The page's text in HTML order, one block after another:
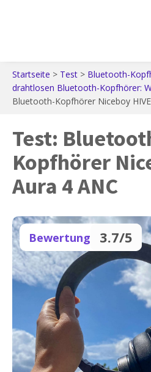
Startseite > Test > Bluetooth-
drahtlosen Bluetooth-Kopfhörer:
Bluetooth-Kopfhörer Niceboy
Test:
Kopfhörer
Aura 4 ANC
Bewertung 3.7/5